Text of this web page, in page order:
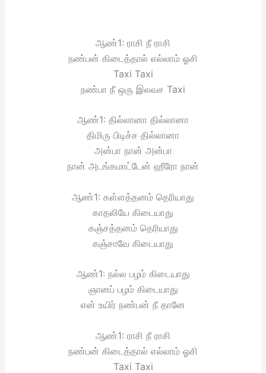
ஆண்1: ராசி நீ ராசி
நண்பன் கிடைத்தால் எல்லாம் ஓசி
Taxi Taxi
நண்பா நீ ஒரு இலவச Taxi
ஆண்1: தில்லானா தில்லானா
திமிரு பிடிச்ச தில்லானா
அன்பா நான் அன்பா
நான் அடங்கமாட்டேன் ஹீரோ நான்
ஆண்1: கள்ளத்தனம் தெரியாது
காதலியே கிடையாது
கஞ்சத்தனம் தெரியாது
கஞ்சாவே கிடையாது
ஆண்1: நல்ல பழம் கிடையாது
ஞானப் பழம் கிடையாது
என் உயிர் நண்பன் நீ தானே
ஆண்1: ராசி நீ ராசி
நண்பன் கிடைத்தால் எல்லாம் ஓசி
Taxi Taxi